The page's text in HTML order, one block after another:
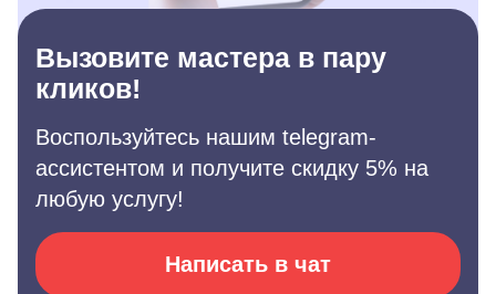
Вызовите мастера в пару
кликов!
Воспользуйтесь нашим telegram-
ассистентом и получите скидку 5% на
любую услугу!
Написать в чат